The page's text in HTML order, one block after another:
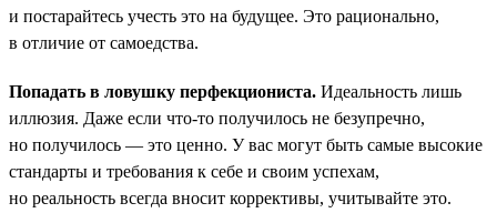
и постарайтесь учесть это на будущее. Это рационально,
в отличие от самоедства.
Попадать в ловушку перфекциониста. Идеальность лишь
иллюзия. Даже если что-то получилось не безупречно,
но получилось — это ценно. У вас могут быть самые высокие
стандарты и требования к себе и своим успехам,
но реальность всегда вносит коррективы, учитывайте это.